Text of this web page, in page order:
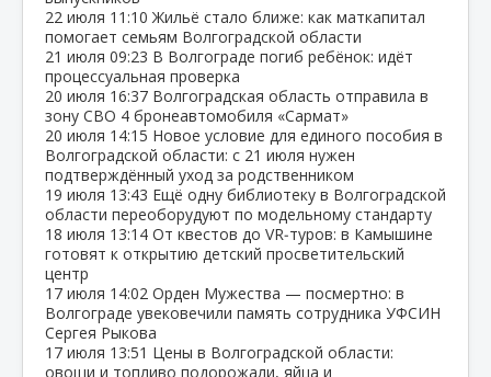
22 июля 11:10 Жильё стало ближе: как маткапитал
помогает семьям Волгоградской области
21 июля 09:23 В Волгограде погиб ребёнок: идёт
процессуальная проверка
20 июля 16:37 Волгоградская область отправила в
зону СВО 4 бронеавтомобиля «Сармат»
20 июля 14:15 Новое условие для единого пособия в
Волгоградской области: с 21 июля нужен
подтверждённый уход за родственником
19 июля 13:43 Ещё одну библиотеку в Волгоградской
области переоборудуют по модельному стандарту
18 июля 13:14 От квестов до VR‑туров: в Камышине
готовят к открытию детский просветительский
центр
17 июля 14:02 Орден Мужества — посмертно: в
Волгограде увековечили память сотрудника УФСИН
Сергея Рыкова
17 июля 13:51 Цены в Волгоградской области:
овощи и топливо подорожали, яйца и